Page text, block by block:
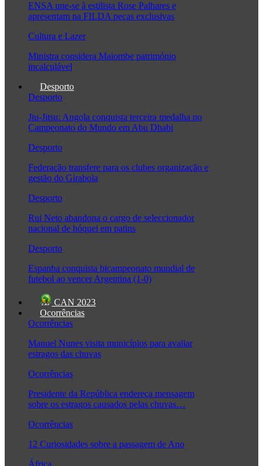
ENSA une-se à estilista Rose Palhares e
apresentam na FILDA peças exclusivas
Cultura e Lazer
Ministra considera Maiombe património
incalculável
Desporto
Desporto
Jiu-Jitsu: Angola conquista terceira medalha no
Campeonato do Mundo em Abu Dhabi
Desporto
Federação transfere para os clubes organização e
gestão do Girabola
Desporto
Rui Neto abandona o cargo de seleccionador
nacional de hóquei em patins
Desporto
Espanha conquista bicampeonato mundial de
futebol ao vencer Argentina (1-0)
CAN 2023
Ocorrências
Ocorrências
Manuel Nunes visita municípios para avaliar
estragos das chuvas
Ocorrências
Presidente da República endereça mensagem
sobre os estragos causados pelas chuvas…
Ocorrências
12 Curiosidades sobre a passagem de Ano
África